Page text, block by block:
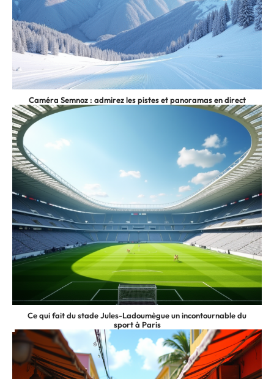
Caméra Semnoz : admirez les pistes et panoramas en direct
Ce qui fait du stade Jules-Ladoumègue un incontournable du
sport à Paris